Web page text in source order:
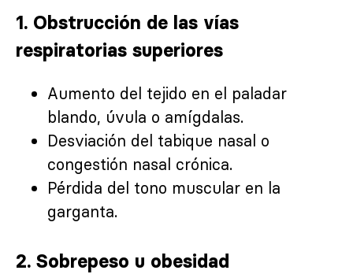
1. Obstrucción de las vías
respiratorias superiores
Aumento del tejido en el paladar
blando, úvula o amígdalas.
Desviación del tabique nasal o
congestión nasal crónica.
Pérdida del tono muscular en la
garganta.
2. Sobrepeso u obesidad